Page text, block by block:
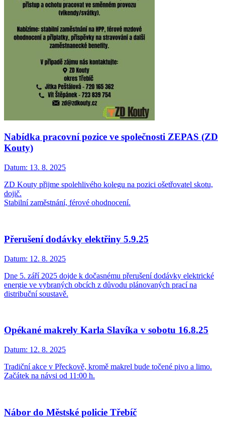
Nabídka pracovní pozice ve společnosti ZEPAS (ZD
Kouty)
Datum: 13. 8. 2025
ZD Kouty přijme spolehlivého kolegu na pozici ošetřovatel skotu,
dojič.
Stabilní zaměstnání, férové ohodnocení.
Přerušení dodávky elektřiny 5.9.25
Datum: 12. 8. 2025
Dne 5. září 2025 dojde k dočasnému přerušení dodávky elektrické
energie ve vybraných obcích z důvodu plánovaných prací na
distribuční soustavě.
Opékané makrely Karla Slavíka v sobotu 16.8.25
Datum: 12. 8. 2025
Tradiční akce v Přeckově, kromě makrel bude točené pivo a limo.
Začátek na návsi od 11:00 h.
Nábor do Městské policie Třebíč